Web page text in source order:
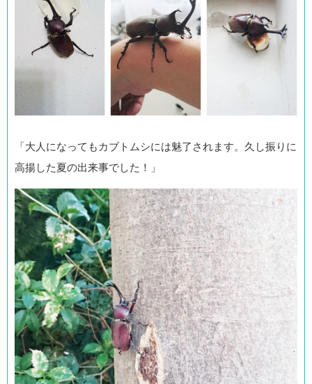
「大人になってもカブトムシには魅了されます。久し振りに
高揚した夏の出来事でした！」